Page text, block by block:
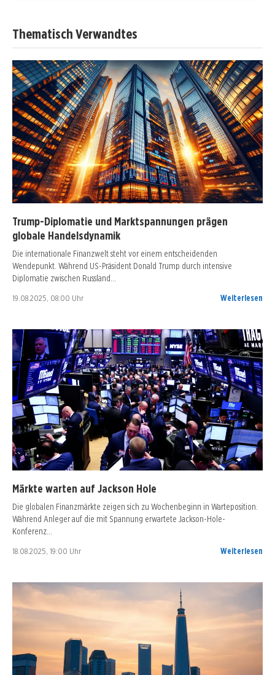
Thematisch Verwandtes
Trump-Diplomatie und Marktspannungen prägen
globale Handelsdynamik
Die internationale Finanzwelt steht vor einem entscheidenden
Wendepunkt. Während US-Präsident Donald Trump durch intensive
Diplomatie zwischen Russland…
19.08.2025, 08:00 Uhr Weiterlesen
Märkte warten auf Jackson Hole
Die globalen Finanzmärkte zeigen sich zu Wochenbeginn in Warteposition.
Während Anleger auf die mit Spannung erwartete Jackson-Hole-
Konferenz…
18.08.2025, 19:00 Uhr Weiterlesen